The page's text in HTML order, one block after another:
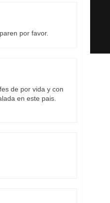
por favor.
de por vida y con
en este pais.